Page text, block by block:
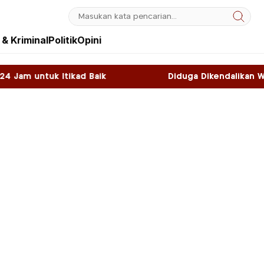
KriminalPolitikOpini
Diduga Dikendalikan WNA, Sky Game di